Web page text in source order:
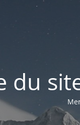
du